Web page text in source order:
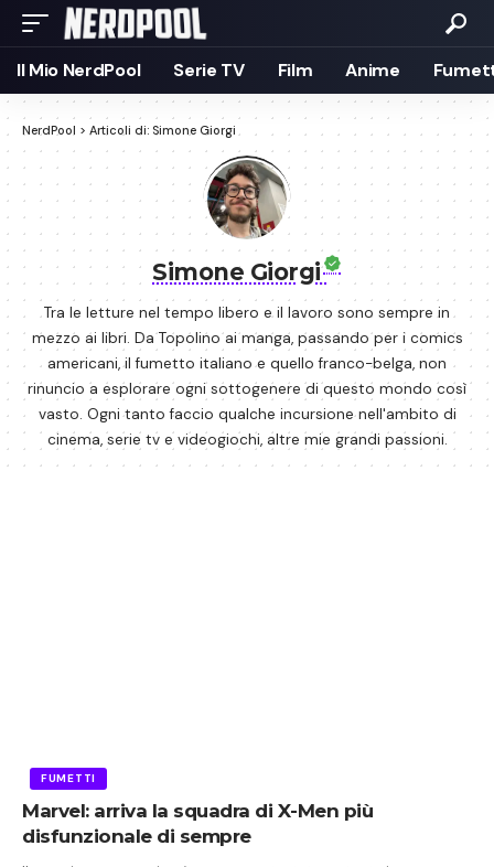
Il Mio NerdPool Serie TV Film Anime
NerdPool > Articoli di: Simone Giorgi
Simone Giorgi
Tra le letture nel tempo libero e il lavoro sono sempre in
mezzo ai libri. Da Topolino ai manga, passando per i comics
americani, il fumetto italiano e quello franco-belga, non
rinuncio a esplorare ogni sottogenere di questo mondo così
vasto. Ogni tanto faccio qualche incursione nell'ambito di
cinema, serie tv e videogiochi, altre mie grandi passioni.
FUMETTI
Marvel: arriva la squadra di X-Men più
disfunzionale di sempre